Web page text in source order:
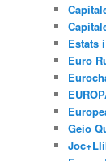
Estats
Euro
Geio